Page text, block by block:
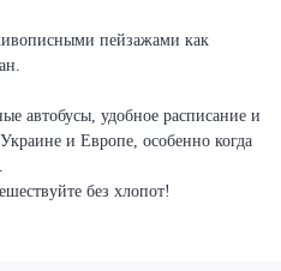
пейзажами как
автобусы, удобное расписание и
и Европе, особенно когда
без хлопот!